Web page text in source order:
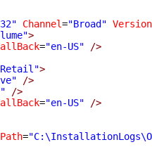
Channel="Broad" Version
>
="en-US"
/>
>
/>
/>
="en-US"
/>
Path=